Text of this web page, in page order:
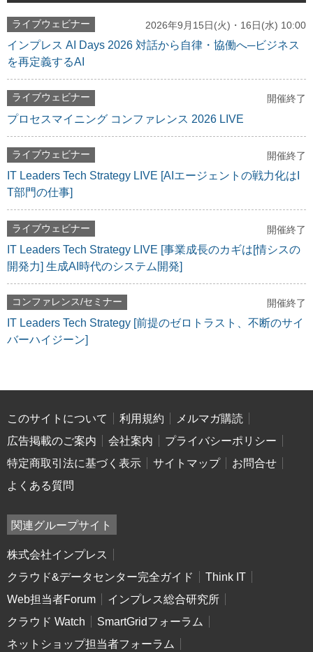
ライブウェビナー 2026年9月15日(火)・16日(水) 10:00
インプレス AI Days 2026 対話から自律・協働へ─ビジネス
を再定義するAI
ライブウェビナー 開催終了
プロセスマイニング コンファレンス 2026 LIVE
ライブウェビナー 開催終了
IT Leaders Tech Strategy LIVE [AIエージェントの戦力化はI
T部門の仕事]
ライブウェビナー 開催終了
IT Leaders Tech Strategy LIVE [事業成長のカギは[情シスの
開発力] 生成AI時代のシステム開発]
コンファレンス/セミナー 開催終了
IT Leaders Tech Strategy [前提のゼロトラスト、不断のサイ
バーハイジーン]
このサイトについて 利用規約
メルマガ購読
広告掲載のご案内
会社案内
プライバシーポリシー
特定商取引法に基づく表示
サイトマップ
お問合せ
よくある質問
関連グループサイト
株式会社インプレス
クラウド&データセンター完全ガイド
Think IT
Web担当者Forum
インプレス総合研究所
クラウド Watch
SmartGridフォーラム
ネットショップ担当者フォーラム